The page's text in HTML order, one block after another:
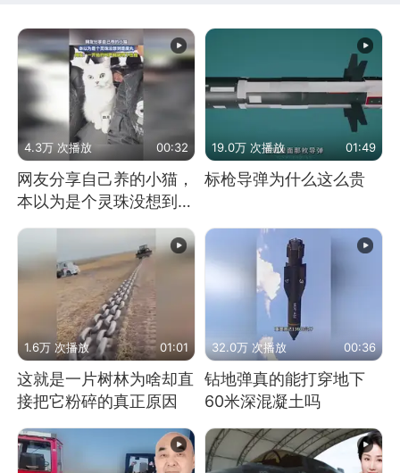
4.3万 次播放 00:32
网友分享自己养的小猫，
本以为是个灵珠没想到是
魔丸
19.0万 次播放 01:49
标枪导弹为什么这么贵
1.6万 次播放 01:01
这就是一片树林为啥却直
接把它粉碎的真正原因
32.0万 次播放 00:36
钻地弹真的能打穿地下
60米深混凝土吗